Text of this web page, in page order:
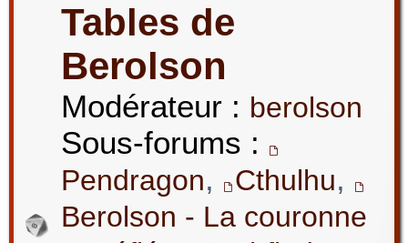
Tables de
Berolson
Modérateur : berolson
Sous-forums :
Pendragon, Cthulhu,
Berolson - La couronne